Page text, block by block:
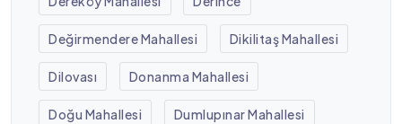
Değirmendere Mahallesi Dikilitaş Mahallesi
Dilovası Donanma Mahallesi
Doğu Mahallesi Dumlupınar Mahallesi